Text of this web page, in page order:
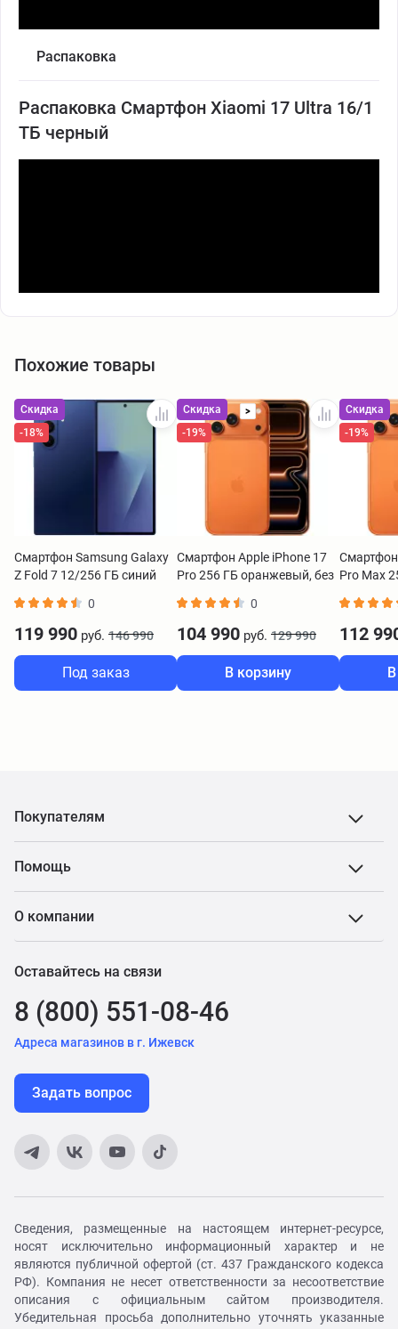
Распаковка
Распаковка Смартфон Xiaomi 17 Ultra 16/1
ТБ черный
Похожие товары
Скидка
-18%
Смартфон Samsung Galaxy
Z Fold 7 12/256 ГБ синий
0
119 990 руб. 146 990
Под заказ
Скидка
>
-19%
Смартфон Apple iPhone 17
Pro 256 ГБ оранжевый, без
0
104 990 руб. 129 990
В корзину
Скидка
-19%
Pro Max
112
Покупателям
Помощь
О компании
Оставайтесь на связи
8 (800) 551-08-46
Адреса магазинов в г. Ижевск
Задать вопрос
Сведения, размещенные на настоящем интернет-ресурсе,
носят исключительно информационный характер и не
являются публичной офертой (ст. 437 Гражданского кодекса
РФ). Компания не несет ответственности за несоответствие
описания с официальным сайтом производителя.
Убедительная просьба дополнительно уточнять указанные